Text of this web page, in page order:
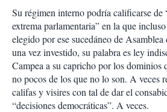
Su régimen interno podría calificarse de
extrema parlamentaria” en la que
elegido por ese sucedáneo de Asamblea
una vez investido, su palabra es ley
Campea a su capricho por los dominios
no pocos de los que no lo son. A veces
califas y visires con tal de dar el
“decisiones democráticas”. A veces.